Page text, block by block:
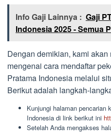
Info Gaji Lainnya : Gaji
Indonesia 2025 - Semua
Dengan demikian, kami
mengenai cara mendaftar
Pratama Indonesia melalui
Berikut adalah langkah-
Kunjungi halaman pencarian
Indonesia di link berikut ini
Setelah Anda mengakses